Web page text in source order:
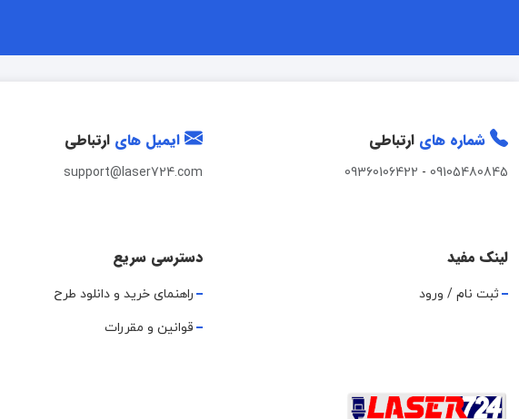
شماره های ارتباطی
09105480845
-
09360106422
ایمیل های ارتباطی
support@laser724.com
لینک مفید
ثبت نام / ورود
دسترسی سریع
راهنمای خرید و دانلود طرح
قوانین و مقررات